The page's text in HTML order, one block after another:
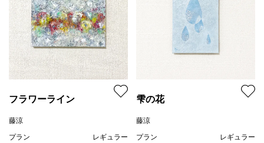
フラワーライン
藤涼
プラン
レギュラー
雫の花
藤涼
プラン
レギュラー